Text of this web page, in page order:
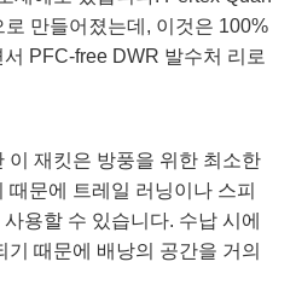
만들어졌는데, 이것은 100%
PFC-free DWR 발수처 리로
이 재킷은 방풍을 위한 최소한
문에 트레일 러닝이나 스피
용할 수 있습니다. 수납 시에
때문에 배낭의 공간을 거의